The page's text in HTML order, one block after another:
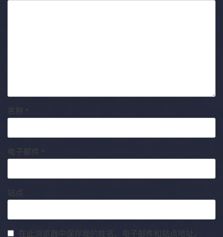
名称 *
电子邮件 *
站点
在此浏览器中保存我的姓名、电子邮件和站点地址。